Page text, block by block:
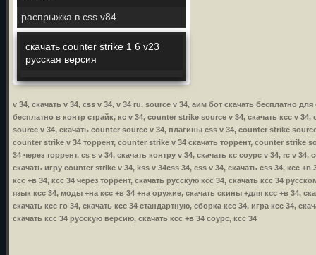
распрыжка в css v84
скачать counter strike 1 6 v23
русская версия
v 34, скачать v 34, css v 34, v 34 ru, source v 34, аим бот скачать бесплатно
бесплатно в контр страйк, кс v 34, counter strike source v 34, скачать ксс v
source v 34, скачать counter source v 34, плагины css v 34, counter strike
counter strike v 34 торрент, counter strike v 34 скачать торрент, counter strike
34 через торрент, cs s v 34, скачать контру v 34, скачать кс соурс v 34, rc v
скачать игру counter strike v 34, kss v 34css 34, css v 34, скачать css 34, ксс +в
ксс +в 34, ксс 34 через торрент, скачать русскую ксс 34, скачать ксс 34
язык ксс 34, моды +на ксс +в 34 +на оружие, скачать скины +для ксс +в 34,
скачать ксс го 34, скачать ксс 34 стандартную, сборка ксс 34, игра ксс 34,
скачать ксс 34 русскую версию, скачать ксс +в 34 соурс, ксс 34